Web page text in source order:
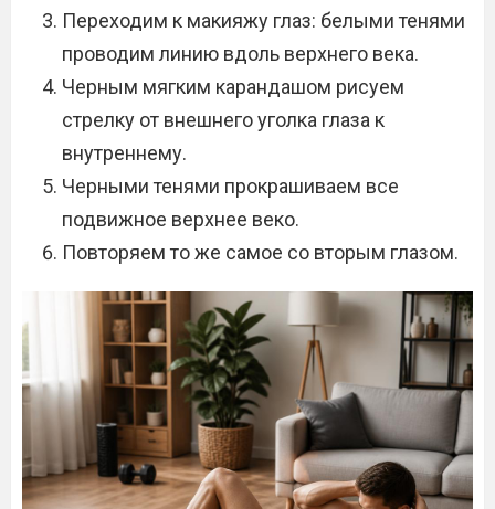
Переходим к макияжу глаз: белыми тенями
проводим линию вдоль верхнего века.
Черным мягким карандашом рисуем
стрелку от внешнего уголка глаза к
внутреннему.
Черными тенями прокрашиваем все
подвижное верхнее веко.
Повторяем то же самое со вторым глазом.